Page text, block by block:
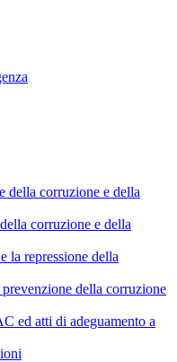
della corruzione e della
corruzione e della
la repressione della
della corruzione
ed atti di adeguamento a